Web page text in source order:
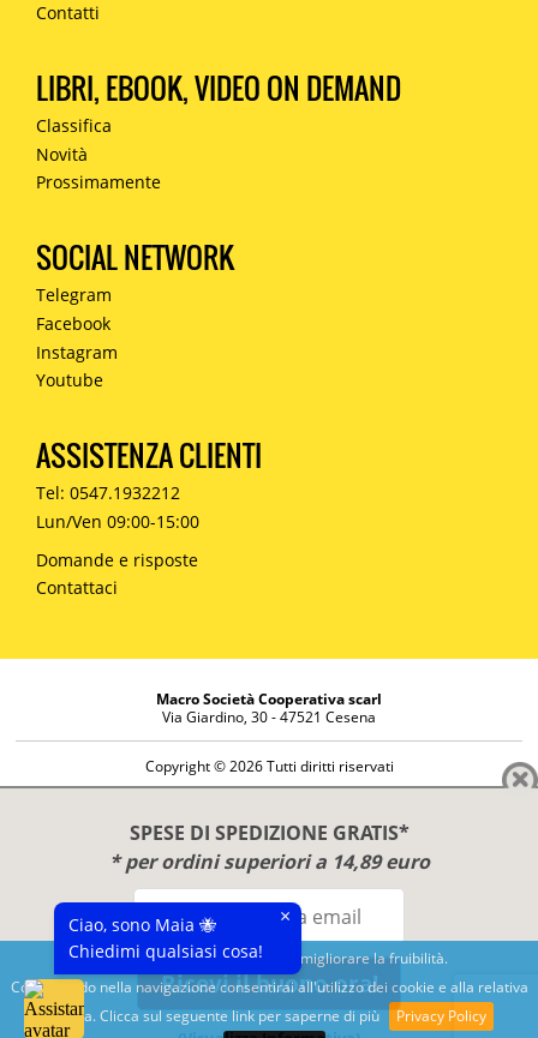
Questo sito utilizza cookies per migliorare la fruibilità.
Continuando nella navigazione consentirai all'utilizzo dei cookie e alla relativa
politica. Clicca sul seguente link per saperne di più
Privacy Policy
SPESE DI SPEDIZIONE GRATIS*
* per ordini superiori a 14,89 euro
Ricevi il buono ora!
Contatti
LIBRI, EBOOK, VIDEO ON DEMAND
Classifica
Novità
Prossimamente
SOCIAL NETWORK
Telegram
Facebook
Instagram
Youtube
ASSISTENZA CLIENTI
Tel: 0547.1932212
Lun/Ven 09:00-15:00
Domande e risposte
Contattaci
Macro Società Cooperativa scarl
Via Giardino, 30 - 47521 Cesena
Copyright © 2026 Tutti diritti riservati
Diritto di reso
Disclaimer
Privacy Policy
Benessere e conoscenza dal 1987
Sviluppato daNimaia
Ciao, sono Maia 🐝
Chiedimi qualsiasi cosa!
×